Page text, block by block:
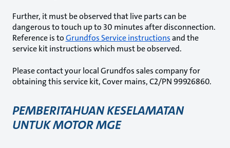
Further, it must be observed that live parts can be
dangerous to touch up to 30 minutes after disconnection.
Reference is toGrundfos Service instructionsand the
service kit instructions which must be observed.
Please contact your local Grundfos sales company for
obtaining this service kit, Cover mains, C2/PN 99926860.
PEMBERITAHUAN KESELAMATAN
UNTUK MOTOR MGE